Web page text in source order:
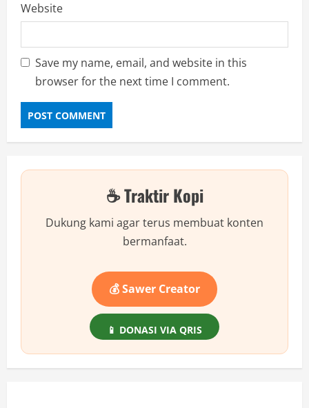
Website
Save my name, email, and website in this
browser for the next time I comment.
☕ Traktir Kopi
Dukung kami agar terus membuat konten
bermanfaat.
💰 Sawer Creator
📱 DONASI VIA QRIS